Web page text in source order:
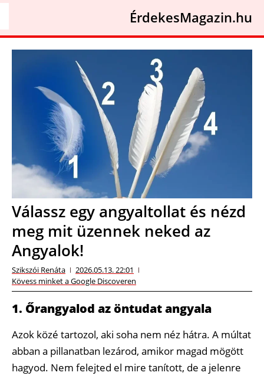
ÉrdekesMagazin.hu
Válassz egy angyaltollat és nézd
meg mit üzennek neked az
Angyalok!
Szikszói Renáta
2026.05.13. 22:01
Kövess minket a Google Discoveren
1. Őrangyalod az öntudat angyala
Azok közé tartozol, aki soha nem néz hátra. A múltat
abban a pillanatban lezárod, amikor magad mögött
hagyod. Nem felejted el mire tanított, de a jelenre